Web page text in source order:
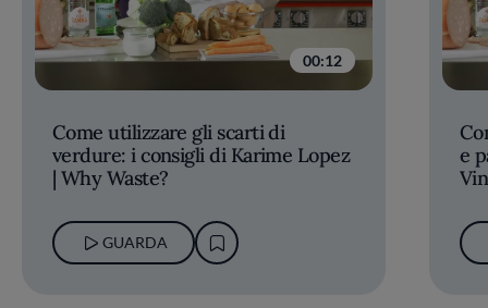
00:12
Come utilizzare gli scarti di
verdure: i consigli di Karime Lopez
| Why Waste?
GUARDA
e